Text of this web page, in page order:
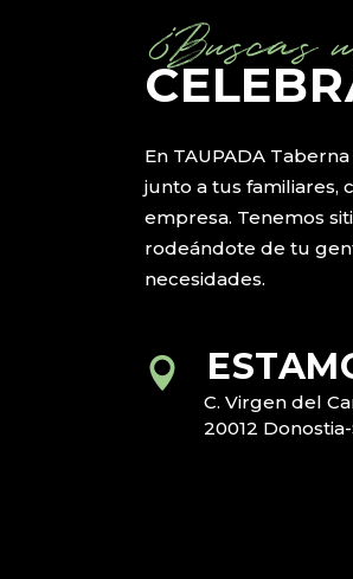
¿Buscas
En TAUPADA
junto a tus familiares,
empresa. Tenemos
rodeándote de tu
necesidades.
C. Virgen del
20012